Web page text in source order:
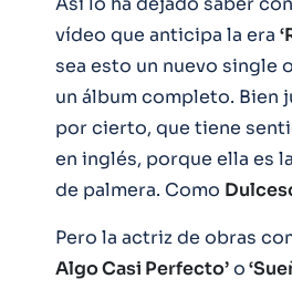
vídeo que anticipa la era
sea esto un nuevo single
un álbum completo. Bien
por cierto, que tiene
en inglés, porque ella es
de palmera. Como
Pero la actriz de obras
Algo Casi Perfecto’o